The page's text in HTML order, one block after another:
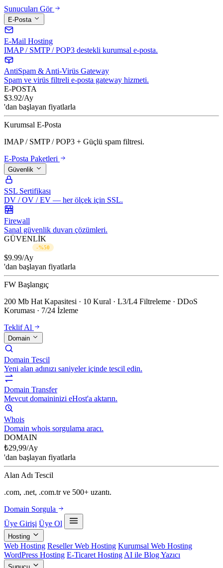
Sunucuları Gör
E-Posta
E-Mail Hosting
IMAP / SMTP / POP3 destekli kurumsal e-posta.
AntiSpam & Anti-Virüs Gateway
Spam ve virüs filtreli e-posta gateway hizmeti.
E-POSTA
$3.92/Ay
'dan başlayan fiyatlarla
Kurumsal E-Posta
IMAP / SMTP / POP3 + Güçlü spam filtresi.
E-Posta Paketleri
Güvenlik
SSL Sertifikası
DV / OV / EV — her ölçek için SSL.
Firewall
Sanal güvenlik duvarı çözümleri.
GÜVENLİK
-%50
$9.99/Ay
'dan başlayan fiyatlarla
FW Başlangıç
200 Mb Hat Kapasitesi · 10 Kural · L3/L4 Filtreleme · DDoS
Koruması · 7/24 İzleme
Teklif Al
Domain
Domain Tescil
Yeni alan adınızı saniyeler içinde tescil edin.
Domain Transfer
Mevcut domaininizi eHost'a aktarın.
Whois
Domain whois sorgulama aracı.
DOMAIN
₺29,99/Ay
'dan başlayan fiyatlarla
Alan Adı Tescil
.com, .net, .com.tr ve 500+ uzantı.
Domain Sorgula
Üye Girişi Üye Ol
Hosting
Web Hosting Reseller Web Hosting Kurumsal Web Hosting
WordPress Hosting E-Ticaret Hosting AI ile Blog Yazıcı